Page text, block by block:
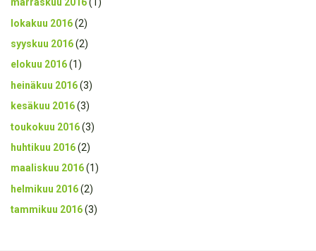
lokakuu 2016(2)
syyskuu 2016(2)
elokuu 2016(1)
heinäkuu 2016(3)
kesäkuu 2016(3)
toukokuu 2016(3)
huhtikuu 2016(2)
maaliskuu 2016(1)
helmikuu 2016(2)
tammikuu 2016(3)